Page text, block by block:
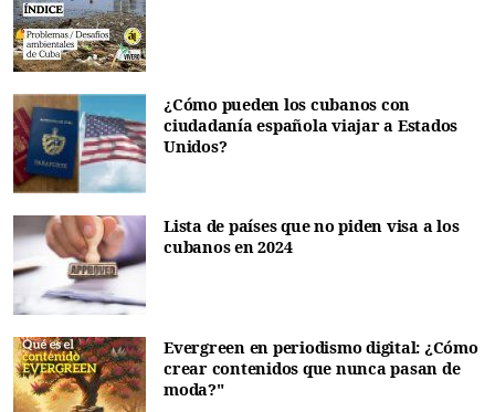
¿Cómo pueden los cubanos con
ciudadanía española viajar a Estados
Unidos?
Lista de países que no piden visa a los
cubanos en 2024
Evergreen en periodismo digital: ¿Cómo
crear contenidos que nunca pasan de
moda?"